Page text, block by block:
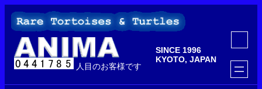
を
人目のお客様です
SINCE 1996
KYOTO, JAPAN
ア
コ
ン
リ
ン
ク